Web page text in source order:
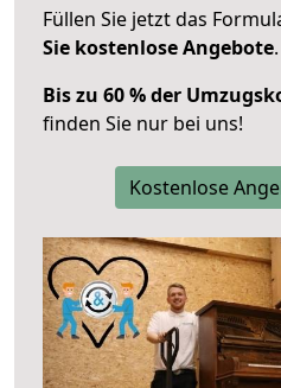
Füllen Sie jetzt das
Sie kostenlose Angebote.
Bis zu 60 % der
finden Sie nur bei uns!
Kostenlose